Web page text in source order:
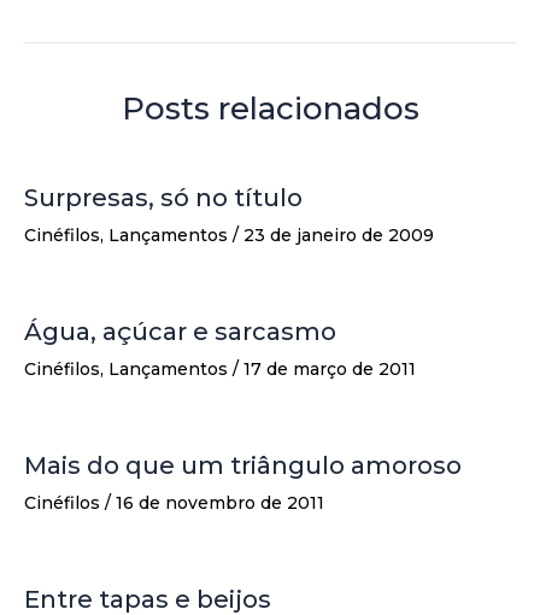
Posts relacionados
Surpresas, só no título
Cinéfilos, Lançamentos / 23 de janeiro de 2009
Água, açúcar e sarcasmo
Cinéfilos, Lançamentos / 17 de março de 2011
Mais do que um triângulo amoroso
Cinéfilos / 16 de novembro de 2011
Entre tapas e beijos